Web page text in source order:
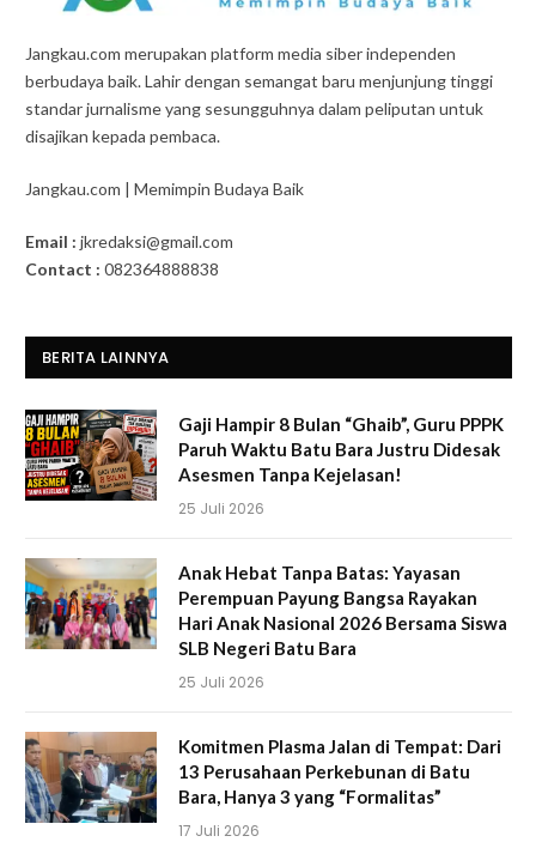
Jangkau.com merupakan platform media siber independen
berbudaya baik. Lahir dengan semangat baru menjunjung tinggi
standar jurnalisme yang sesungguhnya dalam peliputan untuk
disajikan kepada pembaca.
Jangkau.com | Memimpin Budaya Baik
Email : jkredaksi@gmail.com
Contact : 082364888838
BERITA LAINNYA
Gaji Hampir 8 Bulan “Ghaib”, Guru PPPK
Paruh Waktu Batu Bara Justru Didesak
Asesmen Tanpa Kejelasan!
25 Juli 2026
Anak Hebat Tanpa Batas: Yayasan
Perempuan Payung Bangsa Rayakan
Hari Anak Nasional 2026 Bersama Siswa
SLB Negeri Batu Bara
25 Juli 2026
Komitmen Plasma Jalan di Tempat: Dari
13 Perusahaan Perkebunan di Batu
Bara, Hanya 3 yang “Formalitas”
17 Juli 2026